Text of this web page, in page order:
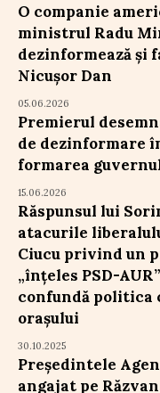
O companie
ministrul Radu
dezinformează și
Nicușor Dan
05.06.2026
Premierul
de dezinformare
formarea
15.06.2026
Răspunsul lui
atacurile
Ciucu privind un
„înțeles PSD-
confundă politica
orașului
30.10.2025
Președintele
angajat pe